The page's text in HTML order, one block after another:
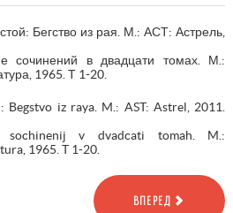
Бегство из рая. М.: АСТ: Астрель,
сочинений в двадцати томах. М.:
1965. Т 1-20.
Begstvo iz raya. M.: AST: Astrel, 2011.
sochinenij v dvadcati tomah. M.:
1965. T 1-20.
ВПЕРЕД